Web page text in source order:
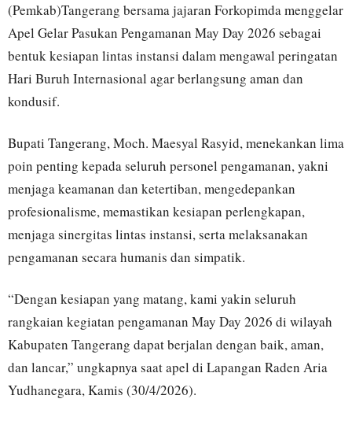
(Pemkab)Tangerang bersama jajaran Forkopimda menggelar
Apel Gelar Pasukan Pengamanan May Day 2026 sebagai
bentuk kesiapan lintas instansi dalam mengawal peringatan
Hari Buruh Internasional agar berlangsung aman dan
kondusif.
Bupati Tangerang, Moch. Maesyal Rasyid, menekankan lima
poin penting kepada seluruh personel pengamanan, yakni
menjaga keamanan dan ketertiban, mengedepankan
profesionalisme, memastikan kesiapan perlengkapan,
menjaga sinergitas lintas instansi, serta melaksanakan
pengamanan secara humanis dan simpatik.
“Dengan kesiapan yang matang, kami yakin seluruh
rangkaian kegiatan pengamanan May Day 2026 di wilayah
Kabupaten Tangerang dapat berjalan dengan baik, aman,
dan lancar,” ungkapnya saat apel di Lapangan Raden Aria
Yudhanegara, Kamis (30/4/2026).